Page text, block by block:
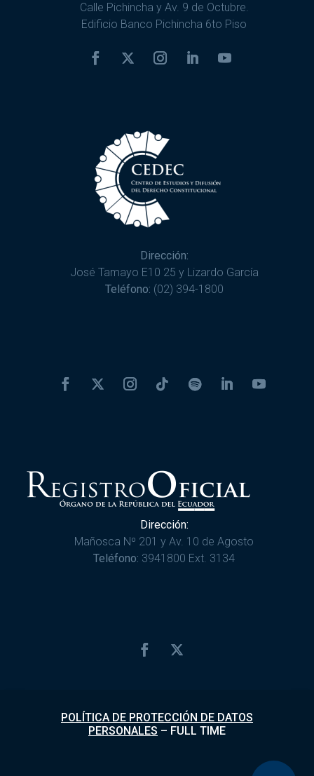
Calle Pichincha y Av. 9 de Octubre.
Edificio Banco Pichincha 6to Piso
Dirección:
José Tamayo E10 25 y Lizardo García
Teléfono: (02) 394-1800
Dirección:
Mañosca Nº 201 y Av. 10 de Agosto
Teléfono: 3941800 Ext. 3134
POLÍTICA DE PROTECCIÓN DE DATOS
PERSONALES – FULL TIME